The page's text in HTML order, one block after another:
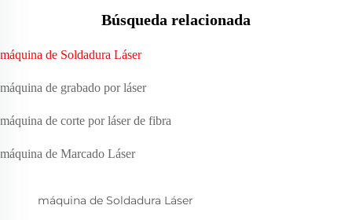
Búsqueda relacionada
máquina de Soldadura Láser
máquina de grabado por láser
máquina de corte por láser de fibra
máquina de Marcado Láser
máquina de Soldadura Láser